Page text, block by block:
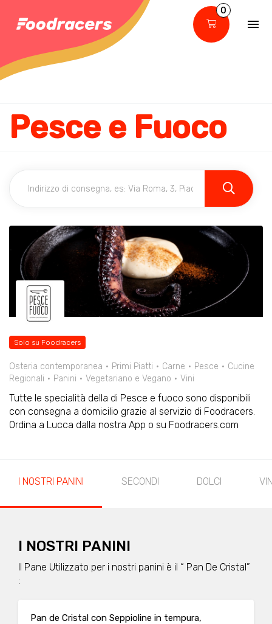
0
Pesce e Fuoco
Solo su Foodracers
Osteria contemporanea Primi Piatti Carne Pesce
Cucine
Regionali
Panini Vegetariano e Vegano Vini
Tutte le specialità della di Pesce e fuoco sono disponibili
con consegna a domicilio grazie al servizio di Foodracers.
Ordina a Lucca dalla nostra App o su Foodracers.com
I NOSTRI PANINI SECONDI DOLCI
I NOSTRI PANINI
Il Pane Utilizzato per i nostri panini è il “ Pan De Cristal”
:
Pan de Cristal con Seppioline in tempura,